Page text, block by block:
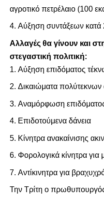
αγροτικό πετρέλαιο (100
Αύξηση συντάξεων
Αλλαγές θα γίνουν και
στεγαστική πολιτική:
Αύξηση επιδόματος
Δικαιώματα πολύτεκνων
Αναμόρφωση
Επιδοτούμενα δάνεια
Κίνητρα ανακαίνισης
Φορολογικά κίνητρα για
Αντίκινητρα για
Την Τρίτη ο πρωθυπουργός